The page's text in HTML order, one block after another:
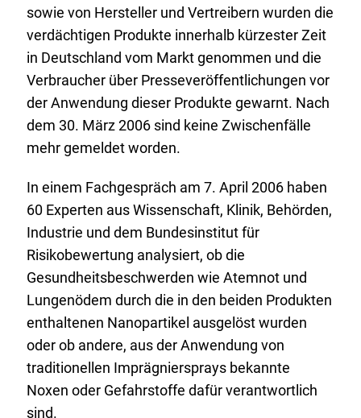
sowie von Hersteller und Vertreibern wurden die
verdächtigen Produkte innerhalb kürzester Zeit
in Deutschland vom Markt genommen und die
Verbraucher über Presseveröffentlichungen vor
der Anwendung dieser Produkte gewarnt. Nach
dem 30. März 2006 sind keine Zwischenfälle
mehr gemeldet worden.
In einem Fachgespräch am 7. April 2006 haben
60 Experten aus Wissenschaft, Klinik, Behörden,
Industrie und dem Bundesinstitut für
Risikobewertung analysiert, ob die
Gesundheitsbeschwerden wie Atemnot und
Lungenödem durch die in den beiden Produkten
enthaltenen Nanopartikel ausgelöst wurden
oder ob andere, aus der Anwendung von
traditionellen Imprägniersprays bekannte
Noxen oder Gefahrstoffe dafür verantwortlich
sind.